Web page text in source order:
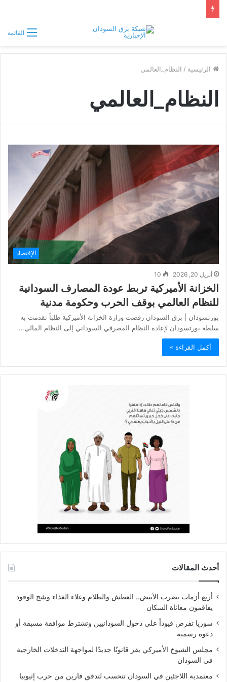
القائمة
الرئيسية / النظام_العالمي
النظام_العالمي
الإقتصاد
أبريل 20, 2026 10
الخزانة الأميركية تربط عودة المصارف السودانية
للنظام العالمي بوقف الحرب وحكومة مدنية
بورتسودان | برق السودان رفضت وزارة الخزانة الأميركية طلباً تقدمت به
سلطة بورتسودان لإعادة النظام المصرفي السوداني إلى النظام المالي…
أكمل القراءة »
أحدث المقالات
أربع أزمات تضرب الأبيض.. العطش والظلام وغلاء الغذاء وشح الوقود
يفاقمون معاناة السكان
سوريا تفرض قيوداً على دخول السودانيين وتشترط موافقة مسبقة أو
دعوة رسمية
مجلس الشيوخ الأميركي يقر قانونًا جديدًا لمواجهة التدخلات الخارجية
في السودان
معتمدية اللاجئين في السودان تتحسب لتدفق فارين من حرب إثيوبيا